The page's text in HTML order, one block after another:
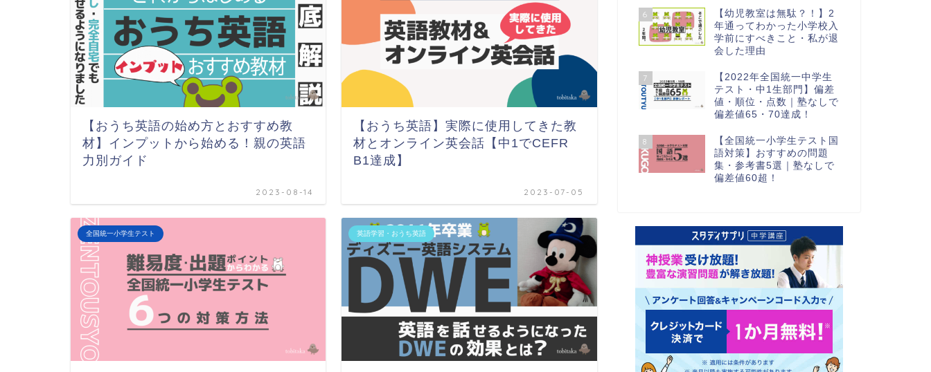
【おうち英語の始め方とおすすめ教
材】インプットから始める！親の英語
力別ガイド
2023-08-14
【おうち英語】実際に使用してきた教
材とオンライン英会話【中1でCEFR
B1達成】
2023-07-05
全国統一小学生テスト 英語学習・おうち英語
6
【幼児教室は無駄？！】2
年通ってわかった小学校入
学前にすべきこと・私が退
会した理由
7
【2022年全国統一中学生
テスト・中1生部門】偏差
値・順位・点数｜塾なしで
偏差値65・70達成！
8
【全国統一小学生テスト国
語対策】おすすめの問題
集・参考書5選｜塾なしで
偏差値60超！